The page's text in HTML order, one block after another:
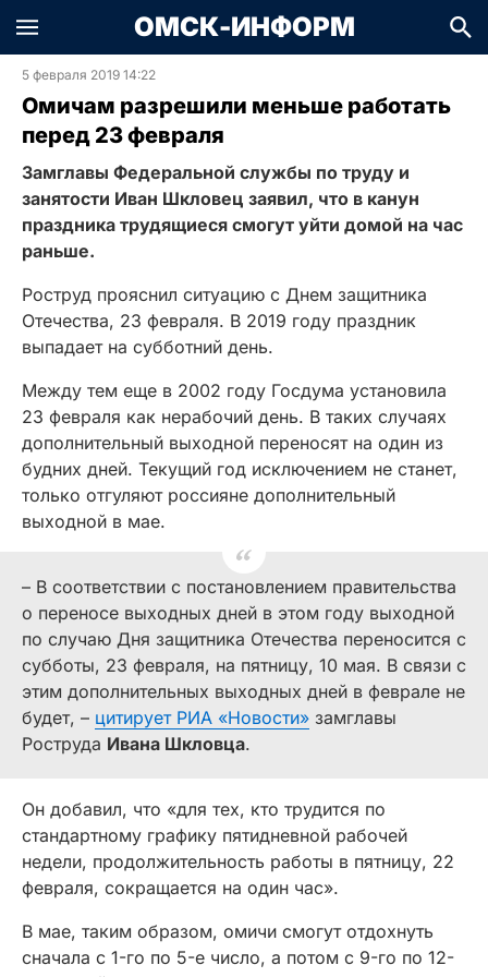
ОМСК-ИНФОРМ
5 февраля 2019 14:22
Омичам разрешили меньше работать
перед 23 февраля
Замглавы Федеральной службы по труду и
занятости Иван Шкловец заявил, что в канун
праздника трудящиеся смогут уйти домой на час
раньше.
Роструд прояснил ситуацию с Днем защитника
Отечества, 23 февраля. В 2019 году праздник
выпадает на субботний день.
Между тем еще в 2002 году Госдума установила
23 февраля как нерабочий день. В таких случаях
дополнительный выходной переносят на один из
будних дней. Текущий год исключением не станет,
только отгуляют россияне дополнительный
выходной в мае.
– В соответствии с постановлением правительства
о переносе выходных дней в этом году выходной
по случаю Дня защитника Отечества переносится с
субботы, 23 февраля, на пятницу, 10 мая. В связи с
этим дополнительных выходных дней в феврале не
будет, – цитирует РИА «Новости» замглавы
Роструда Ивана Шкловца.
Он добавил, что «для тех, кто трудится по
стандартному графику пятидневной рабочей
недели, продолжительность работы в пятницу, 22
февраля, сокращается на один час».
В мае, таким образом, омичи смогут отдохнуть
сначала с 1-го по 5-е число, а потом с 9-го по 12-